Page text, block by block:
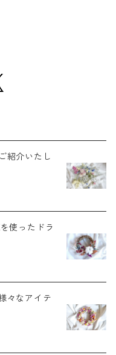
紹介いたし
使ったドラ
々なアイテ